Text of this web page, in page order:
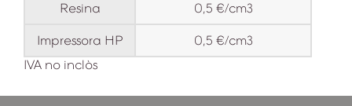
Resina 0,5 €/cm3
Impressora HP
0,5 €/cm3
IVA no inclòs